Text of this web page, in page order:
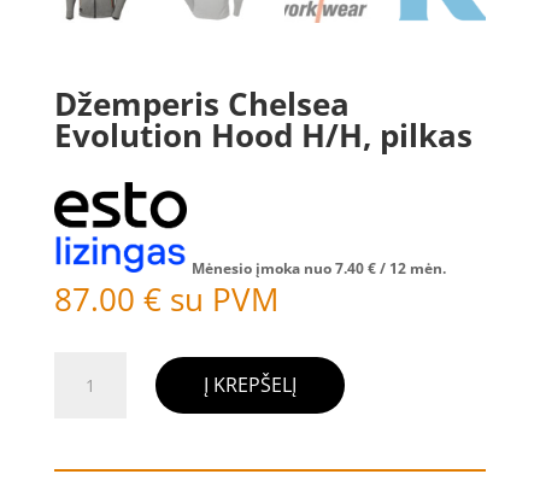
Džemperis Chelsea
Evolution Hood H/H, pilkas
Mėnesio įmoka nuo7.40€/ 12 mėn.
87.00 € su PVM
kiekis:
Chelsea
Į KREPŠELĮ